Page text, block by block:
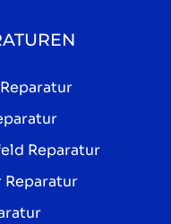
Reparatur